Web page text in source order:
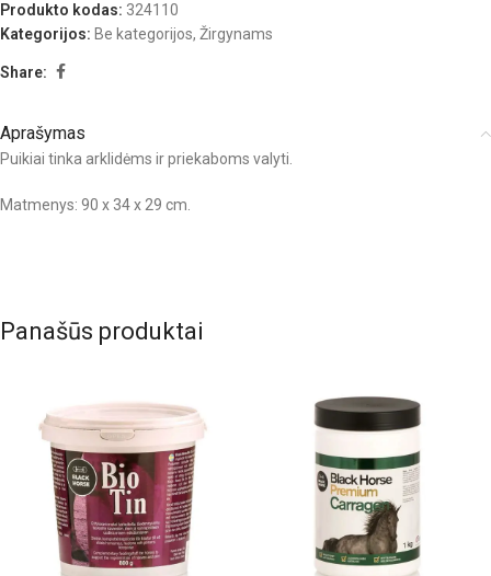
Produkto kodas: 324110
Kategorijos: Be kategorijos, Žirgynams
Share:
Aprašymas
Puikiai tinka arklidėms ir priekaboms valyti.
Matmenys: 90 x 34 x 29 cm.
Panašūs produktai